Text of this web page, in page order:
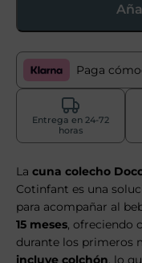
Paga
Entrega en 24-72
horas
La cuna colecho
Cotinfant es una
para acompañar al
15 meses, ofreciendo
durante los primeros
incluye colchón, lo